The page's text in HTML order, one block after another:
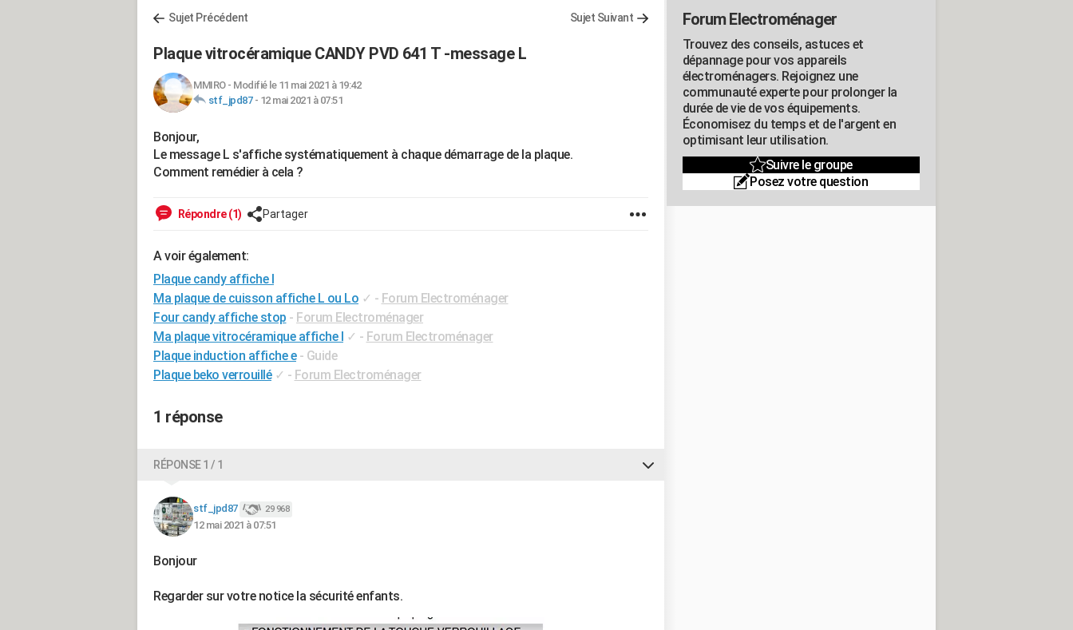
Sujet Précédent Sujet Suivant
Plaque vitrocéramique CANDY PVD 641 T -message L
MMIRO- Modifié le 11 mai 2021 à 19:42
stf_jpd87- 12 mai 2021 à 07:51
Bonjour,
Le message L s'affiche systématiquement à chaque démarrage de la plaque.
Comment remédier à cela ?
Répondre (1) Partager
A voir également:
Plaque candy affiche l
Ma plaque de cuisson affiche L ou Lo ✓ - Forum Electroménager
Four candy affiche stop - Forum Electroménager
Ma plaque vitrocéramique affiche l ✓ - Forum Electroménager
Plaque induction affiche e - Guide
Plaque beko verrouillé ✓ - Forum Electroménager
1 réponse
RÉPONSE 1 / 1
stf_jpd87 29 968
12 mai 2021 à 07:51
Bonjour
Regarder sur votre notice la sécurité enfants.
Forum Electroménager
Trouvez des conseils, astuces et
dépannage pour vos appareils
électroménagers. Rejoignez une
communauté experte pour prolonger la
durée de vie de vos équipements.
Économisez du temps et de l'argent en
optimisant leur utilisation.
Suivre le groupe
Posez votre question